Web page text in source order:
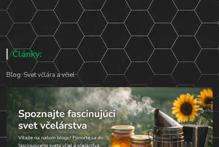
Články:
Blog: Svet včlára a včiel